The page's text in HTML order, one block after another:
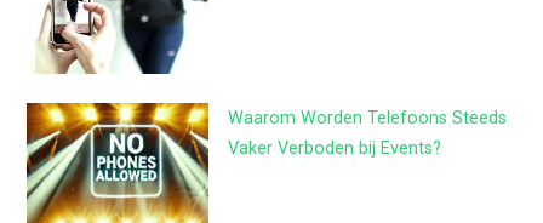
Waarom Worden Telefoons Steeds
Vaker Verboden bij Events?